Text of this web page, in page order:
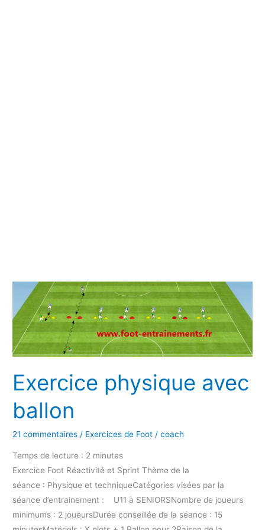
Exercice physique avec
ballon
21 commentaires / Exercices de Foot /coach
Temps de lecture : 2 minutes
Exercice Foot Réactivité et Sprint Thème de la
séance : Physique et techniqueCatégories visées par la
séance d’entrainement : U11 à SENIORSNombre de joueurs
minimums : 2 joueursDurée conseillée de la séance : 15
Exercice
physique
avec
ballon